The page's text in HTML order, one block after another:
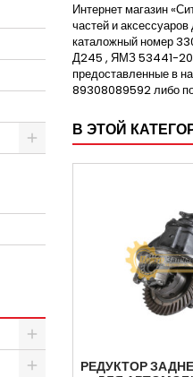
Интернет магазин
частей и
каталожный номер
Д245 , ЯМЗ 53441-20.
предоставленные в
89308089592 либо
В ЭТОЙ
РЕДУКТОР